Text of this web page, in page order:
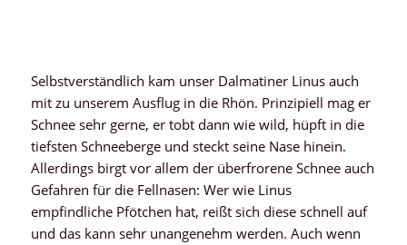
Selbstverständlich kam unser Dalmatiner Linus auch
mit zu unserem Ausflug in die Rhön. Prinzipiell mag er
Schnee sehr gerne, er tobt dann wie wild, hüpft in die
tiefsten Schneeberge und steckt seine Nase hinein.
Allerdings birgt vor allem der überfrorene Schnee auch
Gefahren für die Fellnasen: Wer wie Linus
empfindliche Pfötchen hat, reißt sich diese schnell auf
und das kann sehr unangenehm werden. Auch wenn